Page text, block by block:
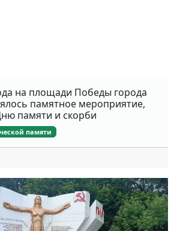
на площади Победы города
памятное мероприятие,
памяти и скорби
памяти